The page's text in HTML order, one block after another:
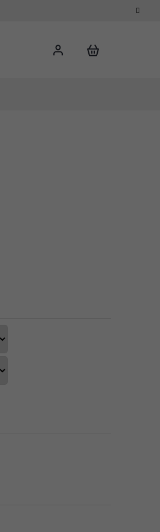
DÁRKOVÝ POUKAZ